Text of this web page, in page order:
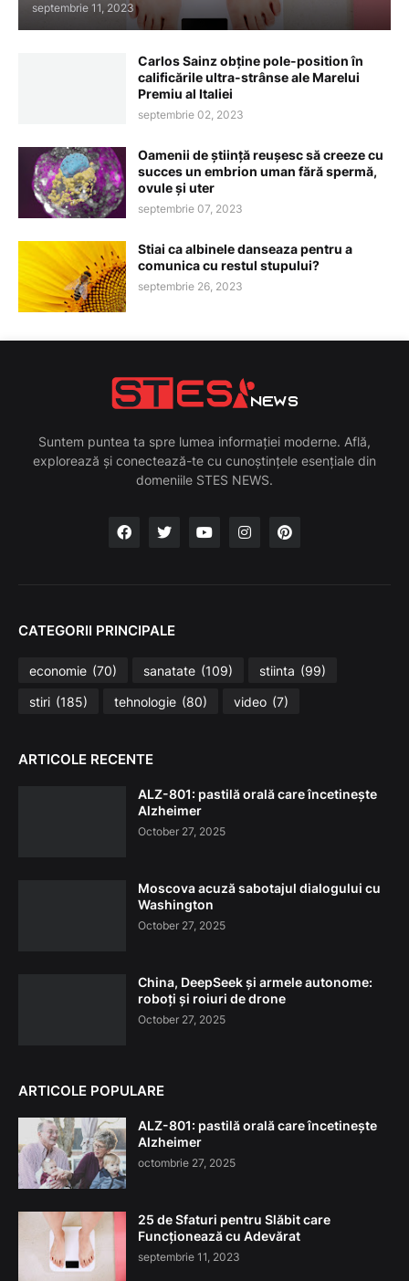
septembrie 11, 2023
Carlos Sainz obține pole-position în
calificările ultra-strânse ale Marelui
Premiu al Italiei
septembrie 02, 2023
Oamenii de știință reușesc să creeze cu
succes un embrion uman fără spermă,
ovule și uter
septembrie 07, 2023
Stiai ca albinele danseaza pentru a
comunica cu restul stupului?
septembrie 26, 2023
Suntem puntea ta spre lumea informației moderne. Află,
explorează și conectează-te cu cunoștințele esențiale din
domeniile STES NEWS.
CATEGORII PRINCIPALE
economie (70) sanatate (109) stiinta (99)
stiri (185) tehnologie (80) video (7)
ARTICOLE RECENTE
ALZ-801: pastilă orală care încetinește
Alzheimer
October 27, 2025
Moscova acuză sabotajul dialogului cu
Washington
October 27, 2025
China, DeepSeek și armele autonome:
roboți și roiuri de drone
October 27, 2025
ARTICOLE POPULARE
ALZ-801: pastilă orală care încetinește
Alzheimer
octombrie 27, 2025
25 de Sfaturi pentru Slăbit care
Funcționează cu Adevărat
septembrie 11, 2023